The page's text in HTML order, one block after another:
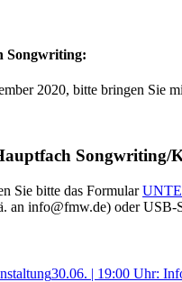
Songwriting:
2020, bitte bringen Sie
Songwriting/
Sie bitte das Formular
an info@fmw.de) oder
30.06. | 19:00 Uhr: